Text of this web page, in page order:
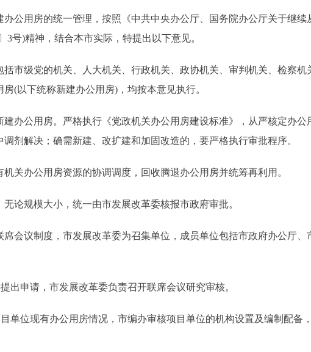
用房的统一管理，按照《中共中央办公厅、国务院办公厅关于继续
3号)精神，结合本市实际，特提出以下意见。
级党的机关、人大机关、行政机关、政协机关、审判机关、检察机
(以下统称新建办公用房)，均按本意见执行。
公用房。严格执行《党政机关办公用房建设标准》，从严核定办公
剂解决；确需新建、改扩建和加固改造的，要严格执行审批程序。
办公用房资源的协调调度，回收腾退办公用房并统筹再利用。
规模大小，统一由市发展改革委核报市政府审批。
议制度，市发展改革委为召集单位，成员单位包括市政府办公厅、
申请，市发展改革委负责召开联席会议研究审核。
位现有办公用房情况，市编办审核项目单位的机构设置及编制配备